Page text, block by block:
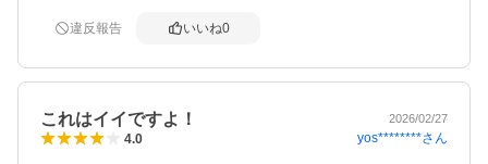
違反報告 いいね0
これはイイですよ！ 2026/02/27
4.0 yos********さん